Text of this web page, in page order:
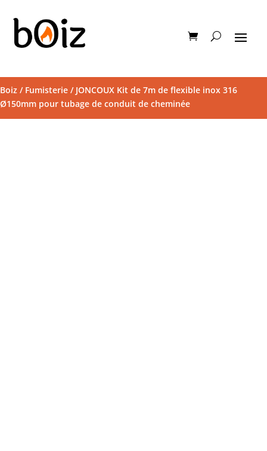
Boiz / Fumisterie / JONCOUX Kit de 7m de flexible inox 316
Ø150mm pour tubage de conduit de cheminée